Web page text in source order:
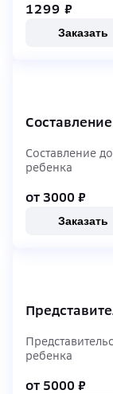
1299 ₽
Заказать
Составление
ребенка
от 3000 ₽
Заказать
ребенка
от 5000 ₽